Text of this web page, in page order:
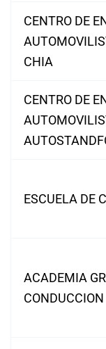
CENTRO DE
CHIA
CENTRO DE
ESCUELA DE
ACADEMIA
CONDUCCION